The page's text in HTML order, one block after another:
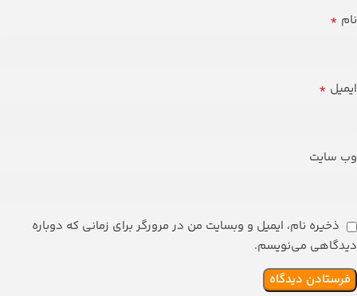
نام *
ایمیل *
وب‌ سایت
ذخیره نام، ایمیل و وبسایت من در مرورگر برای زمانی که دوباره
دیدگاهی می‌نویسم.